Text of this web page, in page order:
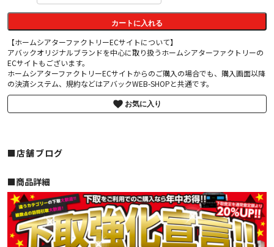
カートに入れる
【ホームシアターファクトリーECサイトについて】
アバックオリジナルブランドを中心に取り扱うホームシアターファクトリーの
ECサイトもございます。
ホームシアターファクトリーECサイトからのご購入の場合でも、購入画面以降
の決済システム、規約などはアバックWEB-SHOPと共通です。
お気に入り
■店舗ブログ
■︎商品詳細